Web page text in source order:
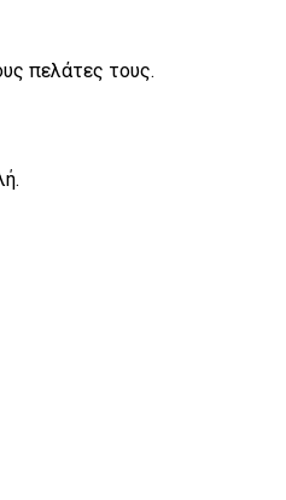
πελάτες τους.